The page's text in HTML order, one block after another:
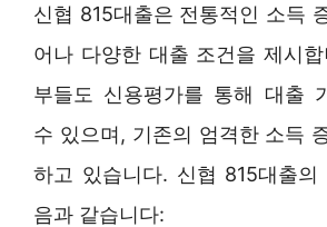
신협 815대출은 전통적인 소득
어나 다양한 대출 조건을 제시
부들도 신용평가를 통해 대출
수 있으며, 기존의 엄격한 소득
하고 있습니다. 신협 815대출
음과 같습니다: